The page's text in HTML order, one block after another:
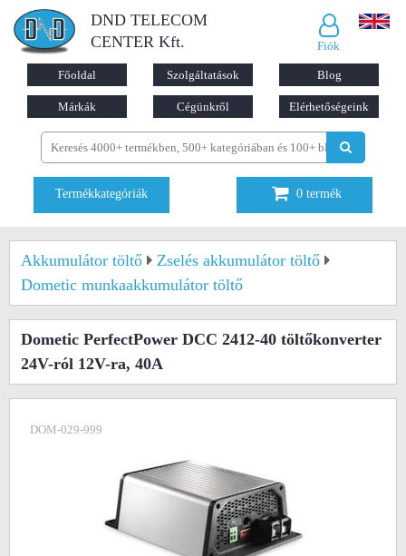
DND TELECOM
CENTER Kft.
Fiók
Főoldal Szolgáltatások Blog
Márkák Cégünkről Elérhetőségeink
Termékkategóriák 0 termék
Akkumulátor töltő
Zselés akkumulátor töltő
Dometic munkaakkumulátor töltő
Dometic PerfectPower DCC 2412-40 töltőkonverter
24V-ról 12V-ra, 40A
DOM-029-999